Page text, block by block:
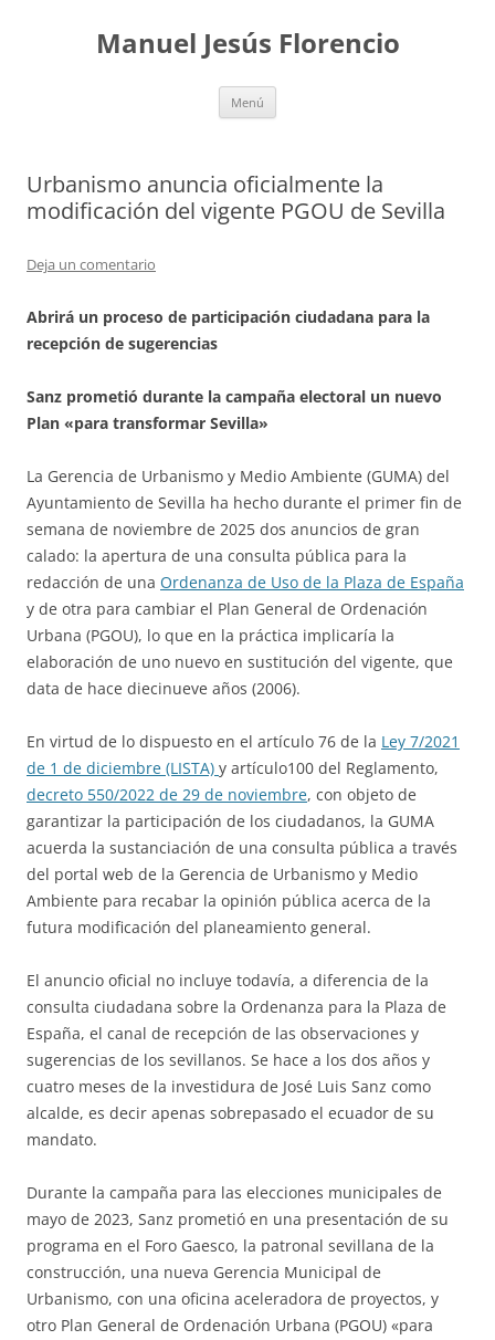
contenidoManuel Jesús Florencio
Menú
Urbanismo anuncia oficialmente la
modificación del vigente PGOU de Sevilla
Deja un comentario
Abrirá un proceso de participación ciudadana para la
recepción de sugerencias
Sanz prometió durante la campaña electoral un nuevo
Plan «para transformar Sevilla»
La Gerencia de Urbanismo y Medio Ambiente (GUMA) del
Ayuntamiento de Sevilla ha hecho durante el primer fin de
semana de noviembre de 2025 dos anuncios de gran
calado: la apertura de una consulta pública para la
redacción de una Ordenanza de Uso de la Plaza de España
y de otra para cambiar el Plan General de Ordenación
Urbana (PGOU), lo que en la práctica implicaría la
elaboración de uno nuevo en sustitución del vigente, que
data de hace diecinueve años (2006).
En virtud de lo dispuesto en el artículo 76 de la Ley 7/2021
de 1 de diciembre (LISTA) y artículo100 del Reglamento,
decreto 550/2022 de 29 de noviembre, con objeto de
garantizar la participación de los ciudadanos, la GUMA
acuerda la sustanciación de una consulta pública a través
del portal web de la Gerencia de Urbanismo y Medio
Ambiente para recabar la opinión pública acerca de la
futura modificación del planeamiento general.
El anuncio oficial no incluye todavía, a diferencia de la
consulta ciudadana sobre la Ordenanza para la Plaza de
España, el canal de recepción de las observaciones y
sugerencias de los sevillanos. Se hace a los dos años y
cuatro meses de la investidura de José Luis Sanz como
alcalde, es decir apenas sobrepasado el ecuador de su
mandato.
Durante la campaña para las elecciones municipales de
mayo de 2023, Sanz prometió en una presentación de su
programa en el Foro Gaesco, la patronal sevillana de la
construcción, una nueva Gerencia Municipal de
Urbanismo, con una oficina aceleradora de proyectos, y
otro Plan General de Ordenación Urbana (PGOU) «para